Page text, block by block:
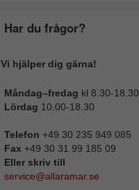
Har du frågor?
Vi hjälper dig gärna!
Måndag–fredag kl 8.30-18.30
Lördag 10.00-18.30
Telefon +49 30 235 949 085
Fax +49 30 31 99 185 09
Eller skriv till
service@allaramar.se